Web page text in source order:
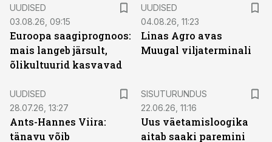
UUDISED
03.08.26, 09:15
Euroopa saagiprognoos:
mais langeb järsult,
õlikultuurid kasvavad
UUDISED
04.08.26, 11:23
Linas Agro avas
Muugal viljaterminali
UUDISED
28.07.26, 13:27
Ants-Hannes Viira:
tänavu võib
SISUTURUNDUS
22.06.26, 11:16
Uus väetamisloogika
aitab saaki paremini